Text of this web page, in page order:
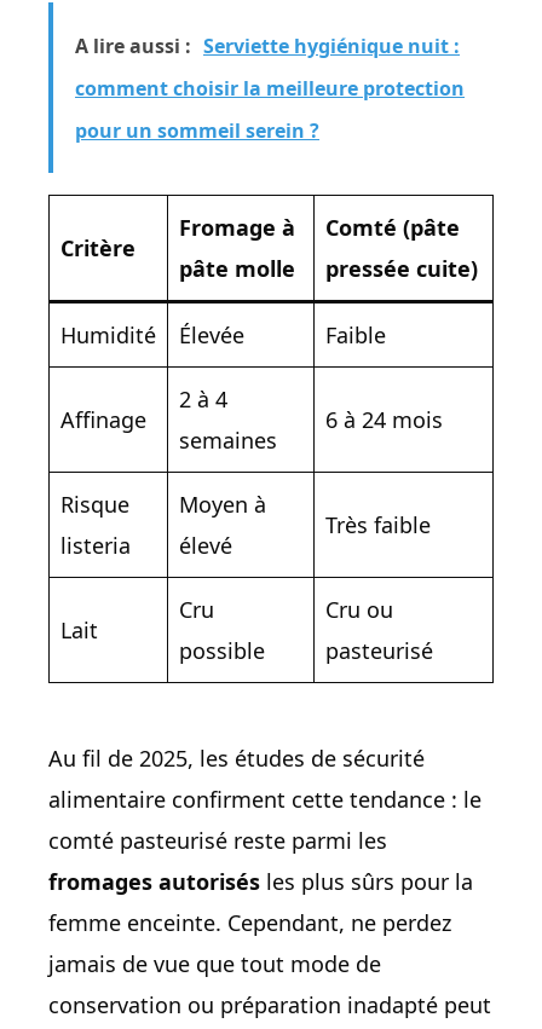
A lire aussi : Serviette hygiénique nuit :
comment choisir la meilleure protection
pour un sommeil serein ?
Critère
Fromage à
pâte molle
Comté (pâte
pressée cuite)
Humidité Élevée Faible
Affinage
2 à 4
semaines
6 à 24 mois
Risque
listeria
Moyen à
élevé
Très faible
Lait
Cru
possible
Cru ou
pasteurisé
Au fil de 2025, les études de sécurité
alimentaire confirment cette tendance : le
comté pasteurisé reste parmi les
fromages autorisés les plus sûrs pour la
femme enceinte. Cependant, ne perdez
jamais de vue que tout mode de
conservation ou préparation inadapté peut